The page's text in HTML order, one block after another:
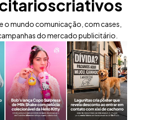
o mundo comunicação, com cases,
do mercado publicitário.